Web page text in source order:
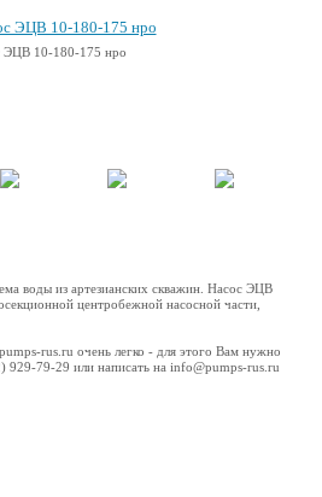
ЭЦВ 10-180-175 нро
воды из артезианских скважин. Насос ЭЦВ
центробежной наcосной части,
rus.ru очень легко - для этого Вам нужно
79-29 или написать на info@pumps-rus.ru